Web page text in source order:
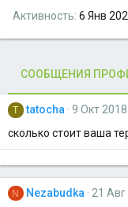
Активность 6 Янв
СООБЩЕНИЯ
T tatocha
9 Окт 2018
сколько стоит ваша
N Nezabudka
21 Авг